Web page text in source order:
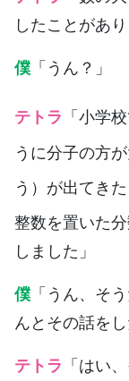
したことがあり
僕 「うん？」
テトラ 「小学
うに分子の方
う）が出てき
整数を置いた
しました」
僕 「うん、そ
んとその話を
テトラ 「はい